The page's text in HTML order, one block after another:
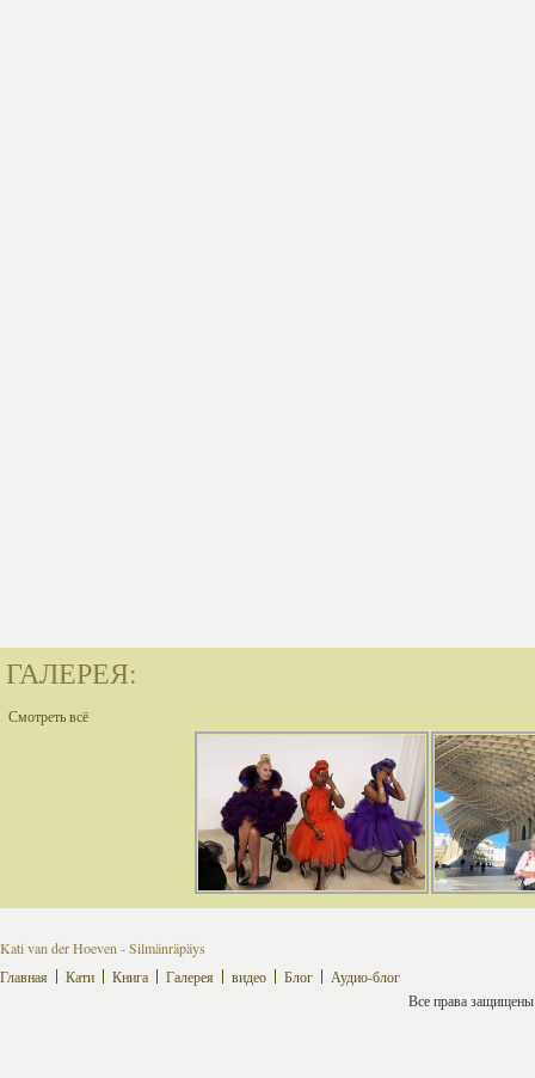
ГАЛЕРЕЯ:
Смотреть всё
Kati van der Hoeven - Silmänräpäys
Главная
Кати Книга Галерея видео Блог
Аудио-блог
Все права